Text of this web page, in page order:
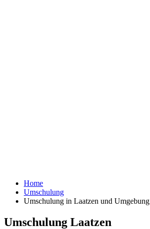
Home
Umschulung
Umschulung in Laatzen und Umgebung
Umschulung Laatzen